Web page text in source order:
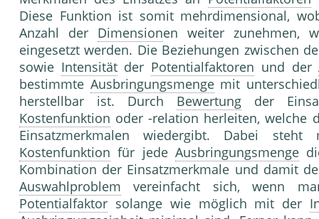
Diese Funktion ist somit mehrdimensional,
Anzahl der Dimensionen weiter zunehmen,
eingesetzt werden. Die Beziehungen zwischen
sowie Intensitätder Potentialfaktoren und der
bestimmte Ausbringungsmengemit
herstellbar ist. Durch Bewertungder
Kostenfunktion oder -relation herleiten, welche
Einsatzmerkmalen wiedergibt. Dabei
Kostenfunktion für jedeAusbringungsmenge
Kombination der Einsatzmerkmale und damit
Auswahlproblem vereinfacht sich, wenn
Potentialfaktor solange wie möglich mit der